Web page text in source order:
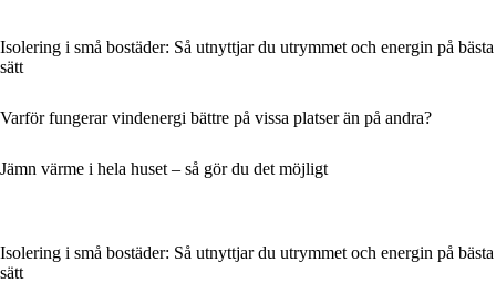
Isolering i små bostäder: Så utnyttjar du utrymmet och energin på bästa
sätt
Varför fungerar vindenergi bättre på vissa platser än på andra?
Jämn värme i hela huset – så gör du det möjligt
Isolering i små bostäder: Så utnyttjar du utrymmet och energin på bästa
sätt